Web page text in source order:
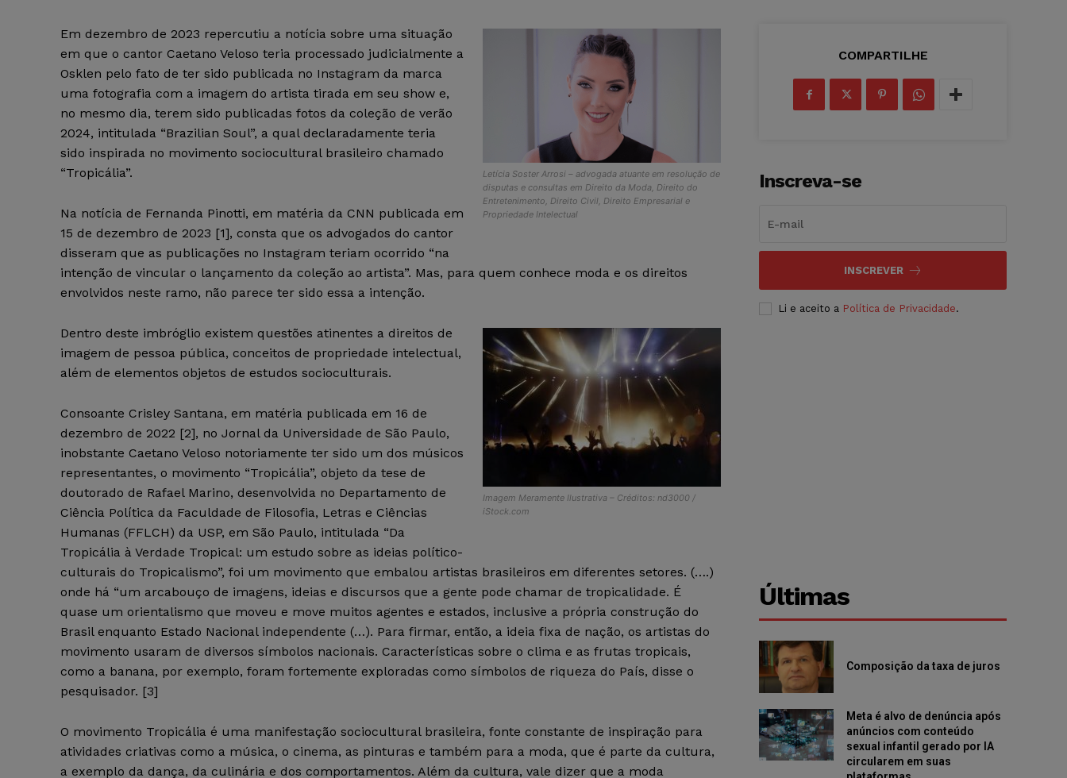
Letícia Soster Arrosi – advogada atuante em resolução de
disputas e consultas em Direito da Moda, Direito do
Entretenimento, Direito Civil, Direito Empresarial e
Propriedade Intelectual
Em dezembro de 2023 repercutiu a notícia sobre uma situação
em que o cantor Caetano Veloso teria processado judicialmente a
Osklen pelo fato de ter sido publicada no Instagram da marca
uma fotografia com a imagem do artista tirada em seu show e,
no mesmo dia, terem sido publicadas fotos da coleção de verão
2024, intitulada “Brazilian Soul”, a qual declaradamente teria
sido inspirada no movimento sociocultural brasileiro chamado
“Tropicália”.
Na notícia de Fernanda Pinotti, em matéria da CNN publicada em
15 de dezembro de 2023 [1], consta que os advogados do cantor
disseram que as publicações no Instagram teriam ocorrido “na
intenção de vincular o lançamento da coleção ao artista”. Mas, para quem conhece moda e os direitos
envolvidos neste ramo, não parece ter sido essa a intenção.
Imagem Meramente Ilustrativa – Créditos: nd3000 /
iStock.com
Dentro deste imbróglio existem questões atinentes a direitos de
imagem de pessoa pública, conceitos de propriedade intelectual,
além de elementos objetos de estudos socioculturais.
Consoante Crisley Santana, em matéria publicada em 16 de
dezembro de 2022 [2], no Jornal da Universidade de São Paulo,
inobstante Caetano Veloso notoriamente ter sido um dos músicos
representantes, o movimento “Tropicália”, objeto da tese de
doutorado de Rafael Marino, desenvolvida no Departamento de
Ciência Política da Faculdade de Filosofia, Letras e Ciências
Humanas (FFLCH) da USP, em São Paulo, intitulada “Da
Tropicália à Verdade Tropical: um estudo sobre as ideias político-
culturais do Tropicalismo”, foi um movimento que embalou artistas brasileiros em diferentes setores. (….)
onde há “um arcabouço de imagens, ideias e discursos que a gente pode chamar de tropicalidade. É
quase um orientalismo que moveu e move muitos agentes e estados, inclusive a própria construção do
Brasil enquanto Estado Nacional independente (…). Para firmar, então, a ideia fixa de nação, os artistas do
movimento usaram de diversos símbolos nacionais. Características sobre o clima e as frutas tropicais,
como a banana, por exemplo, foram fortemente exploradas como símbolos de riqueza do País, disse o
pesquisador. [3]
O movimento Tropicália é uma manifestação sociocultural brasileira, fonte constante de inspiração para
atividades criativas como a música, o cinema, as pinturas e também para a moda, que é parte da cultura,
a exemplo da dança, da culinária e dos comportamentos. Além da cultura, vale dizer que a moda
COMPARTILHE
Inscreva-se
INSCREVER
Li e aceito a Política de Privacidade.
Últimas
Composição da taxa de juros
Meta é alvo de denúncia após
anúncios com conteúdo
sexual infantil gerado por IA
circularem em suas